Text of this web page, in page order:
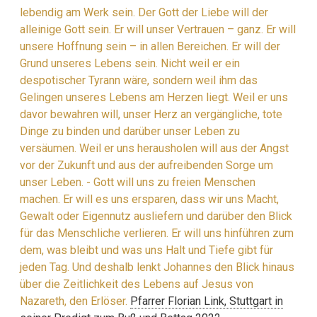
lebendig am Werk sein. Der Gott der Liebe will der
alleinige Gott sein. Er will unser Vertrauen – ganz. Er will
unsere Hoffnung sein – in allen Bereichen. Er will der
Grund unseres Lebens sein. Nicht weil er ein
despotischer Tyrann wäre, sondern weil ihm das
Gelingen unseres Lebens am Herzen liegt. Weil er uns
davor bewahren will, unser Herz an vergängliche, tote
Dinge zu binden und darüber unser Leben zu
versäumen. Weil er uns herausholen will aus der Angst
vor der Zukunft und aus der aufreibenden Sorge um
unser Leben. - Gott will uns zu freien Menschen
machen. Er will es uns ersparen, dass wir uns Macht,
Gewalt oder Eigennutz ausliefern und darüber den Blick
für das Menschliche verlieren. Er will uns hinführen zum
dem, was bleibt und was uns Halt und Tiefe gibt für
jeden Tag. Und deshalb lenkt Johannes den Blick hinaus
über die Zeitlichkeit des Lebens auf Jesus von
Nazareth, den Erlöser. Pfarrer Florian Link, Stuttgart in